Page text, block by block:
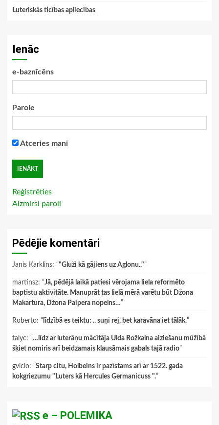
Luteriskās ticības apliecības
Ienāc
e-baznīcēns
Parole
Atceries mani
Reģistrēties
Aizmirsi paroli
Pēdējie komentāri
Janis Karklins: “"Gluži kā gājiens uz Aglonu.."”
martinsz: “Jā, pēdējā laikā patiesi vērojama liela reformēto
baptistu aktivitāte. Manuprāt tas lielā mērā varētu būt Džona
Makartura, Džona Paipera nopelns…”
Roberto: “ līdzībā es teiktu: .. suņi rej, bet karavāna iet tālāk.”
talyc: “…līdz ar luterāņu mācītāja Ulda Rožkalna aiziešanu mūžībā
šķiet nomiris arī beidzamais klausāmais gabals tajā radio”
gviclo: “Starp citu, Holbeins ir pazīstams arī ar 1522. gada
kokgriezumu "Luters kā Hercules Germanicuss ".”
e – POLEMIKA